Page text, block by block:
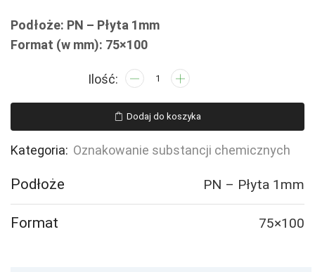
Podłoże: PN – Płyta 1mm
Format (w mm): 75×100
ilość
Substancja
stwarzająca
zagrożenie
Dodaj do koszyka
Kategoria: Oznakowanie substancji chemicznych
Podłoże PN – Płyta 1mm
Format 75×100